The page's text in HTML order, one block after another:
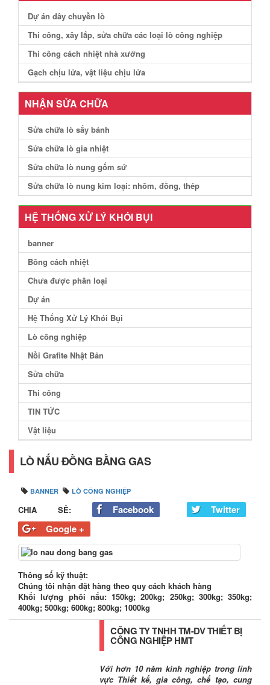
Dự án dây chuyền lò
Thi công, xây lắp, sửa chữa các loại lò công nghiệp
Thi công cách nhiệt nhà xưởng
Gạch chịu lửa, vật liệu chịu lửa
NHẬN SỬA CHỮA
Sửa chữa lò sấy bánh
Sửa chữa lò gia nhiệt
Sửa chữa lò nung gốm sứ
Sửa chữa lò nung kim loại: nhôm, đồng, thép
HỆ THỐNG XỬ LÝ KHÓI BỤI
banner
Bông cách nhiệt
Chưa được phân loại
Dự án
Hệ Thống Xử Lý Khói Bụi
Lò công nghiệp
Nồi Grafite Nhật Bản
Sửa chữa
Thi công
TIN TỨC
Vật liệu
LÒ NẤU ĐỒNG BẰNG GAS
BANNER LÒ CÔNG NGHIỆP
CHIA SẺ: Facebook
Twitter
Google +
Thông số kỹ thuật:
Chúng tôi nhận đặt hàng theo quy cách khách hàng
Khối lượng phôi nấu: 150kg; 200kg; 250kg; 300kg; 350kg;
400kg; 500kg; 600kg; 800kg; 1000kg
CÔNG TY TNHH TM-DV THIẾT BỊ
CÔNG NGHIỆP HMT
Với hơn 10 năm kinh nghiệp trong lĩnh
vực Thiết kế, gia công, chế tạo, cung